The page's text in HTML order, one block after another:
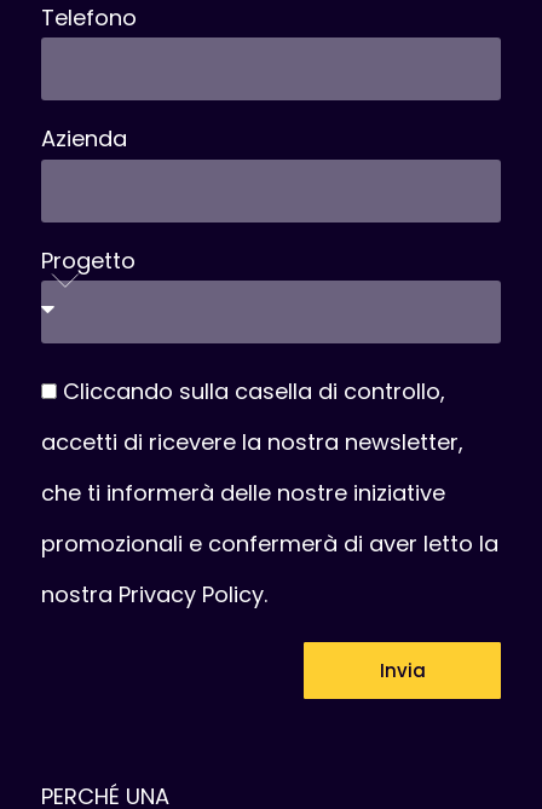
Telefono
Azienda
Progetto
Cliccando sulla casella di controllo,
accetti di ricevere la nostra newsletter,
che ti informerà delle nostre iniziative
promozionali e confermerà di aver letto la
nostra Privacy Policy.
Invia
PERCHÉ UNA